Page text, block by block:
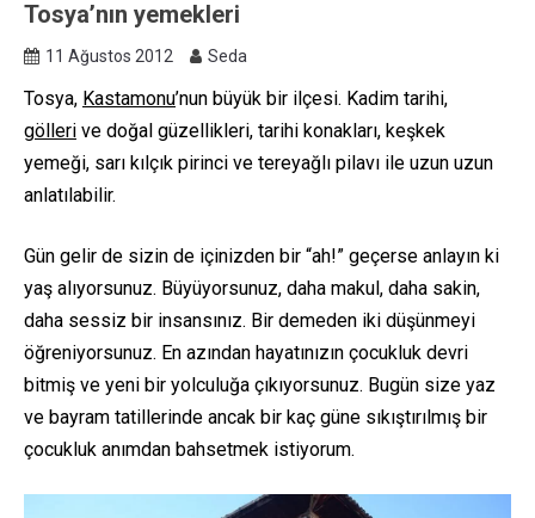
Tosya’nın yemekleri
11 Ağustos 2012 Seda
Tosya, Kastamonu’nun büyük bir ilçesi. Kadim tarihi,
gölleri ve doğal güzellikleri, tarihi konakları, keşkek
yemeği, sarı kılçık pirinci ve tereyağlı pilavı ile uzun uzun
anlatılabilir.
Gün gelir de sizin de içinizden bir “ah!” geçerse anlayın ki
yaş alıyorsunuz. Büyüyorsunuz, daha makul, daha sakin,
daha sessiz bir insansınız. Bir demeden iki düşünmeyi
öğreniyorsunuz. En azından hayatınızın çocukluk devri
bitmiş ve yeni bir yolculuğa çıkıyorsunuz. Bugün size yaz
ve bayram tatillerinde ancak bir kaç güne sıkıştırılmış bir
çocukluk anımdan bahsetmek istiyorum.